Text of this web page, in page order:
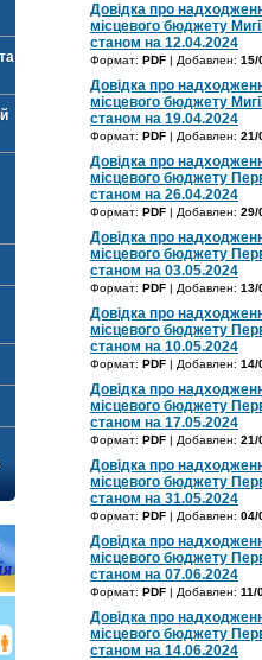
Довідка про
місцевого бюджету
станом на 12.04.2024
Формат: PDF | Добавлен: 15/
Довідка про
місцевого бюджету
станом на 19.04.2024
Формат: PDF | Добавлен: 21/
Довідка про
місцевого бюджету
станом на 26.04.2024
Формат: PDF | Добавлен: 29/
Довідка про
місцевого бюджету
станом на 03.05.2024
Формат: PDF | Добавлен: 13/
Довідка про
місцевого бюджету
станом на 10.05.2024
Формат: PDF | Добавлен: 14/
Довідка про
місцевого бюджету
станом на 17.05.2024
Формат: PDF | Добавлен: 21/
Довідка про
місцевого бюджету
станом на 31.05.2024
Формат: PDF | Добавлен: 04/
Довідка про
місцевого бюджету
станом на 07.06.2024
Формат: PDF | Добавлен: 11/
Довідка про
місцевого бюджету
станом на 14.06.2024